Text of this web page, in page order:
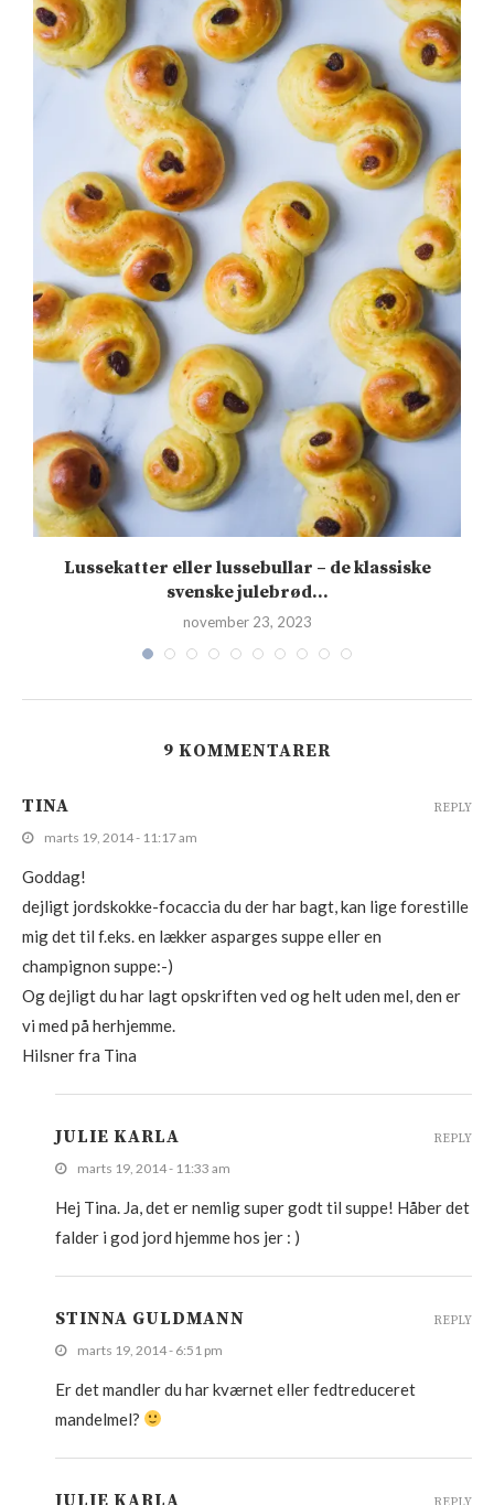
Lussekatter eller lussebullar – de klassiske
svenske julebrød...
november 23, 2023
9 KOMMENTARER
TINA
marts 19, 2014 - 11:17 am
Goddag!
dejligt jordskokke-focaccia du der har bagt, kan lige forestille
mig det til f.eks. en lækker asparges suppe eller en
champignon suppe:-)
Og dejligt du har lagt opskriften ved og helt uden mel, den er
vi med på herhjemme.
Hilsner fra Tina
REPLY
JULIE KARLA
marts 19, 2014 - 11:33 am
Hej Tina. Ja, det er nemlig super godt til suppe! Håber det
falder i god jord hjemme hos jer : )
REPLY
STINNA GULDMANN
marts 19, 2014 - 6:51 pm
Er det mandler du har kværnet eller fedtreduceret
mandelmel?
REPLY
JULIE KARLA